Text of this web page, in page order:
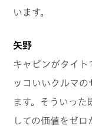
います。
矢野
キャビンがタイ
ッコいいクルマの
ます。そういった
しての価値をゼ